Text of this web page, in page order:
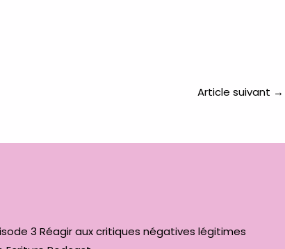
Article suivant →